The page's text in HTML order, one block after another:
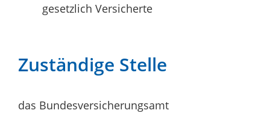
gesetzlich Versicherte
Zuständige Stelle
das Bundesversicherungsamt